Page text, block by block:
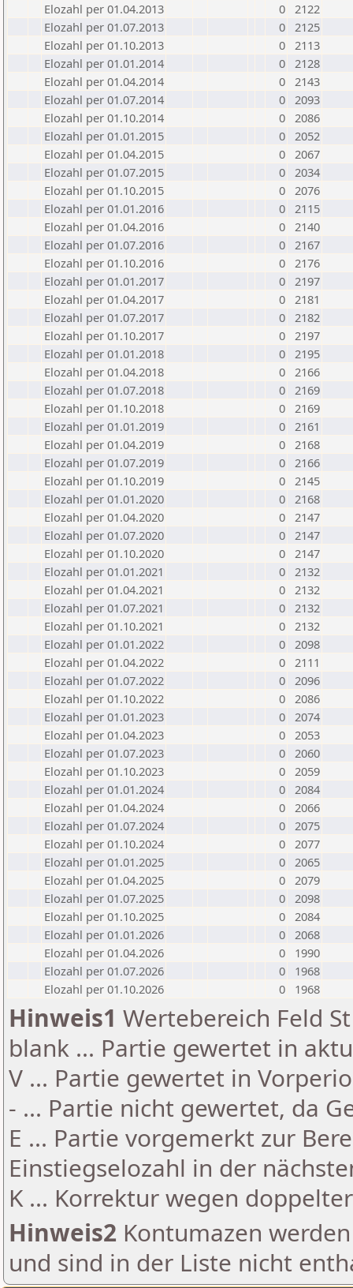
Elozahl per 01.04.2013
0 2122
Elozahl per 01.07.2013
0 2125
Elozahl per 01.10.2013
0 2113
Elozahl per 01.01.2014
0 2128
Elozahl per 01.04.2014
0 2143
Elozahl per 01.07.2014
0 2093
Elozahl per 01.10.2014
0 2086
Elozahl per 01.01.2015
0 2052
Elozahl per 01.04.2015
0 2067
Elozahl per 01.07.2015
0 2034
Elozahl per 01.10.2015
0 2076
Elozahl per 01.01.2016
0 2115
Elozahl per 01.04.2016
0 2140
Elozahl per 01.07.2016
0 2167
Elozahl per 01.10.2016
0 2176
Elozahl per 01.01.2017
0 2197
Elozahl per 01.04.2017
0 2181
Elozahl per 01.07.2017
0 2182
Elozahl per 01.10.2017
0 2197
Elozahl per 01.01.2018
0 2195
Elozahl per 01.04.2018
0 2166
Elozahl per 01.07.2018
0 2169
Elozahl per 01.10.2018
0 2169
Elozahl per 01.01.2019
0 2161
Elozahl per 01.04.2019
0 2168
Elozahl per 01.07.2019
0 2166
Elozahl per 01.10.2019
0 2145
Elozahl per 01.01.2020
0 2168
Elozahl per 01.04.2020
0 2147
Elozahl per 01.07.2020
0 2147
Elozahl per 01.10.2020
0 2147
Elozahl per 01.01.2021
0 2132
Elozahl per 01.04.2021
0 2132
Elozahl per 01.07.2021
0 2132
Elozahl per 01.10.2021
0 2132
Elozahl per 01.01.2022
0 2098
Elozahl per 01.04.2022
0 2111
Elozahl per 01.07.2022
0 2096
Elozahl per 01.10.2022
0 2086
Elozahl per 01.01.2023
0 2074
Elozahl per 01.04.2023
0 2053
Elozahl per 01.07.2023
0 2060
Elozahl per 01.10.2023
0 2059
Elozahl per 01.01.2024
0 2084
Elozahl per 01.04.2024
0 2066
Elozahl per 01.07.2024
0 2075
Elozahl per 01.10.2024
0 2077
Elozahl per 01.01.2025
0 2065
Elozahl per 01.04.2025
0 2079
Elozahl per 01.07.2025
0 2098
Elozahl per 01.10.2025
0 2084
Elozahl per 01.01.2026
0 2068
Elozahl per 01.04.2026
0
1990
Elozahl per 01.07.2026
0
1968
Elozahl per 01.10.2026
0 1968
Hinweis1 Wertebereich Feld
blank ... Partie gewertet in
V ... Partie gewertet in
- ... Partie nicht gewertet, da
E ... Partie vorgemerkt zur
Einstiegselozahl in der
K ... Korrektur wegen
Hinweis2 Kontumazen
und sind in der Liste nicht